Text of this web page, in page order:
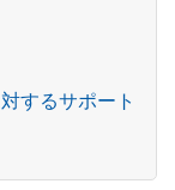
するサポート